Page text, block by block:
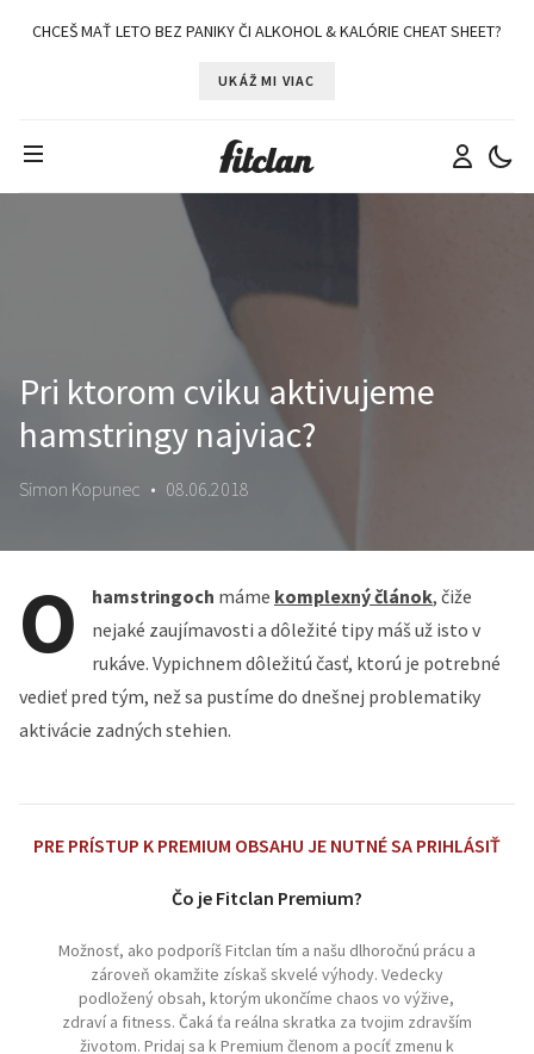
CHCEŠ MAŤ LETO BEZ PANIKY ČI ALKOHOL & KALÓRIE CHEAT SHEET?
UKÁŽ MI VIAC
Pri ktorom cviku aktivujeme
hamstringy najviac?
Simon Kopunec • 08.06.2018
O hamstringoch máme komplexný článok, čiže
nejaké zaujímavosti a dôležité tipy máš už isto v
rukáve. Vypichnem dôležitú časť, ktorú je potrebné
vedieť pred tým, než sa pustíme do dnešnej problematiky
aktivácie zadných stehien.
PRE PRÍSTUP K PREMIUM OBSAHU JE NUTNÉ SA PRIHLÁSIŤ
Čo je Fitclan Premium?
Možnosť, ako podporíš Fitclan tím a našu dlhoročnú prácu a
zároveň okamžite získaš skvelé výhody. Vedecky
podložený obsah, ktorým ukončíme chaos vo výžive,
zdraví a fitness. Čaká ťa reálna skratka za tvojim zdravším
životom. Pridaj sa k Premium členom a pocíť zmenu k